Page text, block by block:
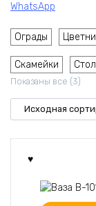
WhatsApp
Ограды
Скамейки
Показаны все (3)